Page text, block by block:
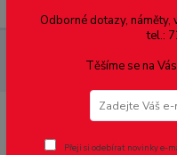
Odborné dotazy, náměty,
tel.:
Těšíme se na
Přeji si odebírat novinky e-